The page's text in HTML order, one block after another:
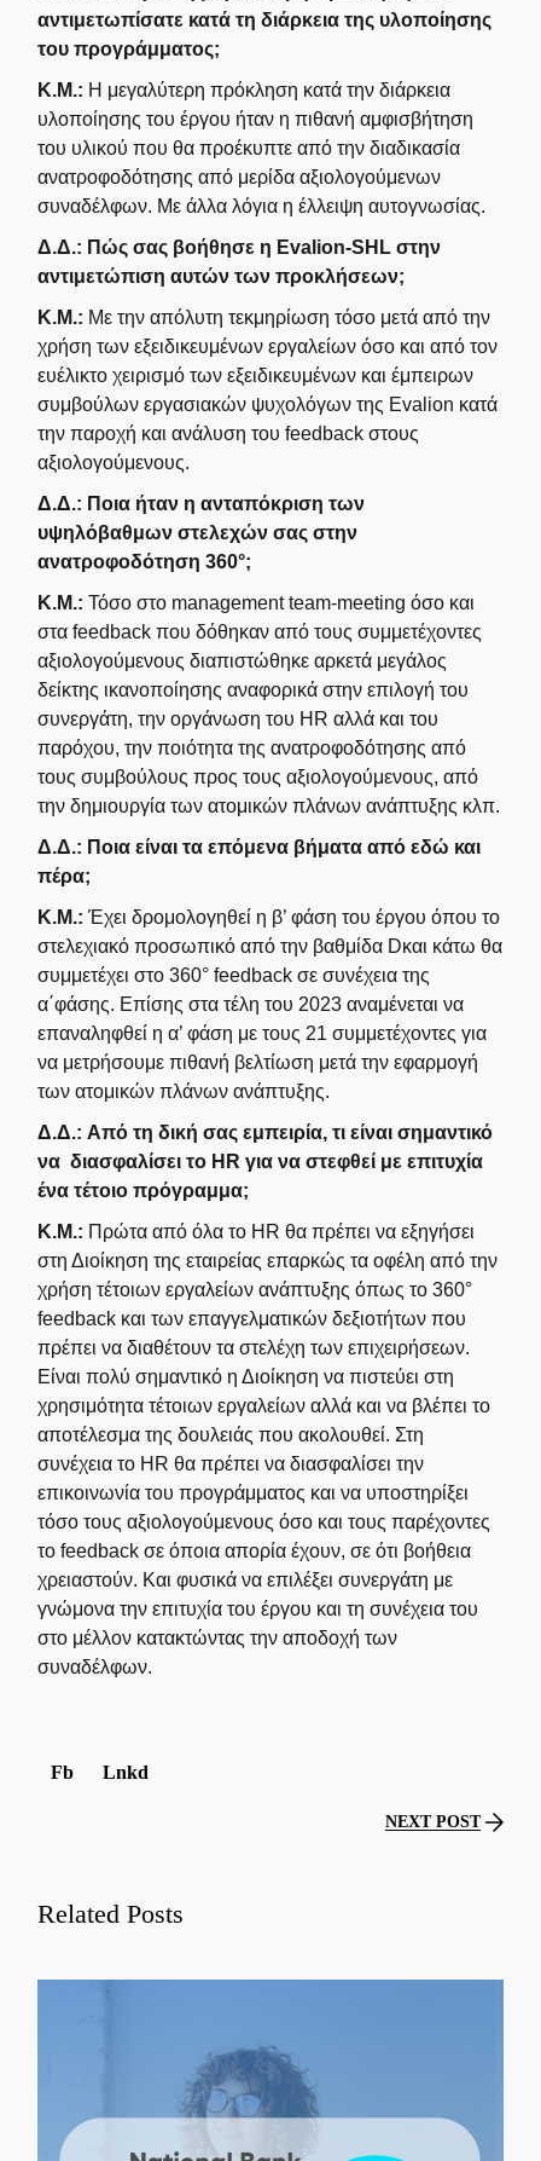
αντιμετωπίσατε κατά τη διάρκεια της υλοποίησης
του προγράμματος;
Κ.Μ.: Η μεγαλύτερη πρόκληση κατά την διάρκεια
υλοποίησης του έργου ήταν η πιθανή αμφισβήτηση
του υλικού που θα προέκυπτε από την διαδικασία
ανατροφοδότησης από μερίδα αξιολογούμενων
συναδέλφων. Με άλλα λόγια η έλλειψη αυτογνωσίας.
Δ.Δ.: Πώς σας βοήθησε η Evalion-SHL στην
αντιμετώπιση αυτών των προκλήσεων;
Κ.Μ.: Με την απόλυτη τεκμηρίωση τόσο μετά από την
χρήση των εξειδικευμένων εργαλείων όσο και από τον
ευέλικτο χειρισμό των εξειδικευμένων και έμπειρων
συμβούλων εργασιακών ψυχολόγων της Evalion κατά
την παροχή και ανάλυση του feedback στους
αξιολογούμενους.
Δ.Δ.: Ποια ήταν η ανταπόκριση των
υψηλόβαθμων στελεχών σας στην
ανατροφοδότηση 360°;
Κ.Μ.: Τόσο στο management team-meeting όσο και
στα feedback που δόθηκαν από τους συμμετέχοντες
αξιολογούμενους διαπιστώθηκε αρκετά μεγάλος
δείκτης ικανοποίησης αναφορικά στην επιλογή του
συνεργάτη, την οργάνωση του HR αλλά και του
παρόχου, την ποιότητα της ανατροφοδότησης από
τους συμβούλους προς τους αξιολογούμενους, από
την δημιουργία των ατομικών πλάνων ανάπτυξης κλπ.
Δ.Δ.: Ποια είναι τα επόμενα βήματα από εδώ και
πέρα;
Κ.Μ.: Έχει δρομολογηθεί η β’ φάση του έργου όπου το
στελεχιακό προσωπικό από την βαθμίδα Dκαι κάτω θα
συμμετέχει στο 360° feedback σε συνέχεια της
α΄φάσης. Επίσης στα τέλη του 2023 αναμένεται να
επαναληφθεί η α’ φάση με τους 21 συμμετέχοντες για
να μετρήσουμε πιθανή βελτίωση μετά την εφαρμογή
των ατομικών πλάνων ανάπτυξης.
Δ.Δ.: Από τη δική σας εμπειρία, τι είναι σημαντικό
να διασφαλίσει το HR για να στεφθεί με επιτυχία
ένα τέτοιο πρόγραμμα;
Κ.Μ.: Πρώτα από όλα το HR θα πρέπει να εξηγήσει
στη Διοίκηση της εταιρείας επαρκώς τα οφέλη από την
χρήση τέτοιων εργαλείων ανάπτυξης όπως το 360°
feedback και των επαγγελματικών δεξιοτήτων που
πρέπει να διαθέτουν τα στελέχη των επιχειρήσεων.
Είναι πολύ σημαντικό η Διοίκηση να πιστεύει στη
χρησιμότητα τέτοιων εργαλείων αλλά και να βλέπει το
αποτέλεσμα της δουλειάς που ακολουθεί. Στη
συνέχεια το HR θα πρέπει να διασφαλίσει την
επικοινωνία του προγράμματος και να υποστηρίξει
τόσο τους αξιολογούμενους όσο και τους παρέχοντες
το feedback σε όποια απορία έχουν, σε ότι βοήθεια
χρειαστούν. Και φυσικά να επιλέξει συνεργάτη με
γνώμονα την επιτυχία του έργου και τη συνέχεια του
στο μέλλον κατακτώντας την αποδοχή των
συναδέλφων.
Fb Lnkd
NEXT POST
Related Posts